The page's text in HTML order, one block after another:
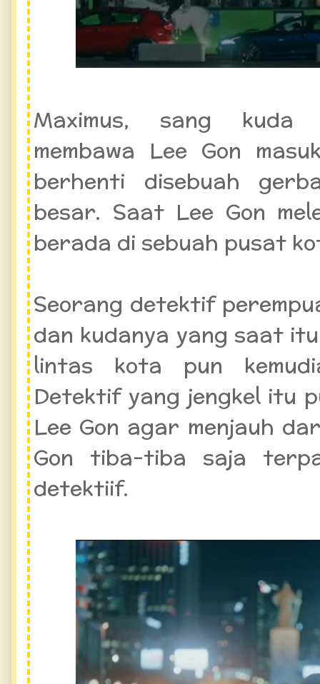
Maximus, sang kuda
membawa Lee Gon
berhenti disebuah
besar. Saat Lee Gon
berada di sebuah pusat
Seorang detektif
dan kudanya yang saat
lintas kota pun
Detektif yang jengkel itu
Lee Gon agar menjauh
Gon tiba-tiba saja
detektiif.